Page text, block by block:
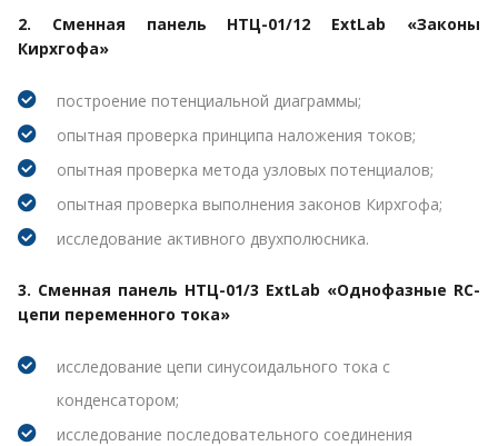
2. Сменная панель НТЦ-01/12 ExtLab «Законы
Кирхгофа»
построение потенциальной диаграммы;
опытная проверка принципа наложения токов;
опытная проверка метода узловых потенциалов;
опытная проверка выполнения законов Кирхгофа;
исследование активного двухполюсника.
3. Сменная панель НТЦ-01/3 ExtLab «Однофазные RC-
цепи переменного тока»
исследование цепи синусоидального тока с
конденсатором;
исследование последовательного соединения